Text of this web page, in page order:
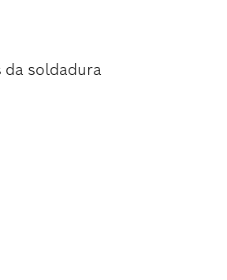
da soldadura